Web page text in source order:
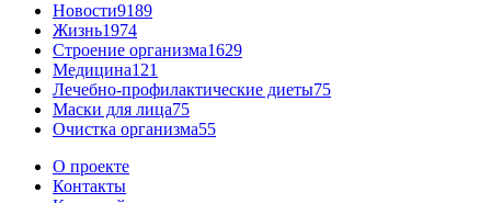
Новости9189
Жизнь1974
Строение организма1629
Медицина121
Лечебно-профилактические диеты75
Маски для лица75
Очистка организма55
О проекте
Контакты